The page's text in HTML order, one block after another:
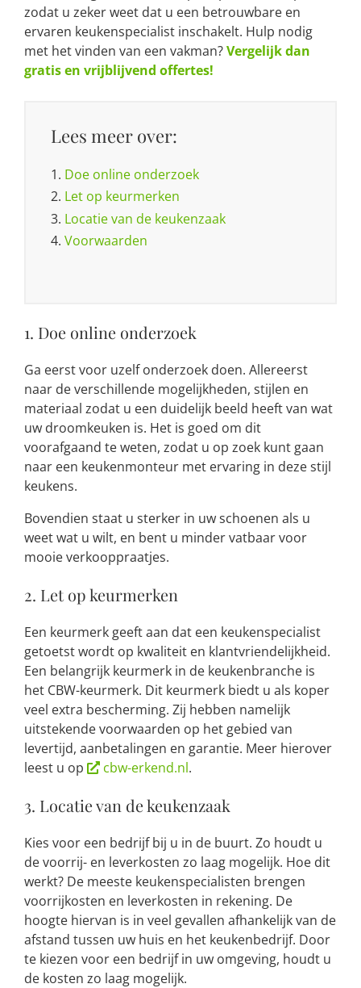
zodat u zeker weet dat u een betrouwbare en
ervaren keukenspecialist inschakelt. Hulp nodig
met het vinden van een vakman?Vergelijk dan
gratis en vrijblijvend offertes!
Lees meer over:
1. Doe online onderzoek
2. Let op keurmerken
3. Locatie van de keukenzaak
4. Voorwaarden
1. Doe online onderzoek
Ga eerst voor uzelf onderzoek doen. Allereerst
naar de verschillende mogelijkheden, stijlen en
materiaal zodat u een duidelijk beeld heeft van wat
uw droomkeuken is. Het is goed om dit
voorafgaand te weten, zodat u op zoek kunt gaan
naar een keukenmonteur met ervaring in deze stijl
keukens.
Bovendien staat u sterker in uw schoenen als u
weet wat u wilt, en bent u minder vatbaar voor
mooie verkooppraatjes.
2. Let op keurmerken
Een keurmerk geeft aan dat een keukenspecialist
getoetst wordt op kwaliteit en klantvriendelijkheid.
Een belangrijk keurmerk in de keukenbranche is
het CBW-keurmerk. Dit keurmerk biedt u als koper
veel extra bescherming. Zij hebben namelijk
uitstekende voorwaarden op het gebied van
levertijd, aanbetalingen en garantie. Meer hierover
leest u op
cbw-erkend.nl.
3. Locatie van de keukenzaak
Kies voor een bedrijf bij u in de buurt. Zo houdt u
de voorrij- en leverkosten zo laag mogelijk. Hoe dit
werkt? De meeste keukenspecialisten brengen
voorrijkosten en leverkosten in rekening. De
hoogte hiervan is in veel gevallen afhankelijk van de
afstand tussen uw huis en het keukenbedrijf. Door
te kiezen voor een bedrijf in uw omgeving, houdt u
de kosten zo laag mogelijk.